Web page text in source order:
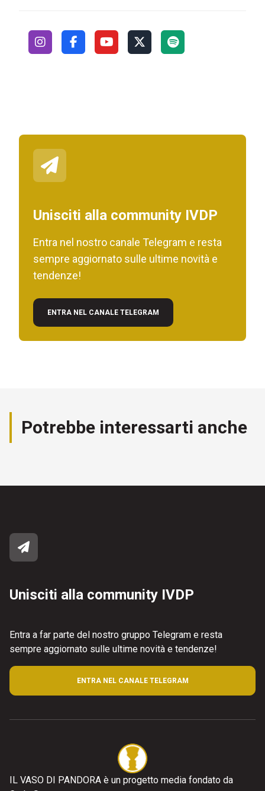
Unisciti alla community IVDP
Entra nel nostro canale Telegram e resta
sempre aggiornato sulle ultime novità e
tendenze!
ENTRA NEL CANALE TELEGRAM
Potrebbe interessarti anche
Unisciti alla community IVDP
Entra a far parte del nostro gruppo Telegram e resta
sempre aggiornato sulle ultime novità e tendenze!
ENTRA NEL CANALE TELEGRAM
IL VASO DI PANDORA è un progetto media fondato da